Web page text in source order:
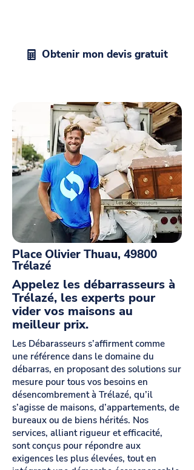
Obtenir mon devis gratuit
Place Olivier Thuau, 49800
Trélazé
Appelez les débarrasseurs à
Trélazé, les experts pour
vider vos maisons au
meilleur prix.
Les Débarasseurs s’affirment comme
une référence dans le domaine du
débarras, en proposant des solutions sur
mesure pour tous vos besoins en
désencombrement à Trélazé, qu’il
s’agisse de maisons, d’appartements, de
bureaux ou de biens hérités. Nos
services, alliant rigueur et efficacité,
sont conçus pour répondre aux
exigences les plus élevées, tout en